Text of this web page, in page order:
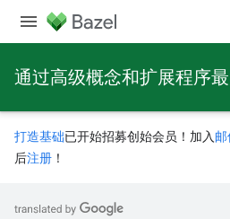
通过高级概念和扩展程序
打造基础已开始招募创始会员！加入
后注册 ！